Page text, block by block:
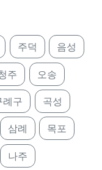
주덕 음성
주 오송
례구 곡성
삼례 목포
나주